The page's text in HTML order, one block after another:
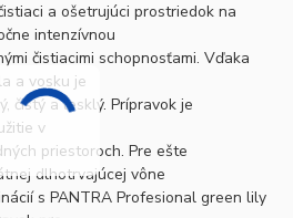
a ošetrujúci prostriedok na
intenzívnou
čistiacimi schopnosťami. Vďaka
a vosku je
čistý a lesklý. Prípravok je
v
priestoroch. Pre ešte
dlhotrvajúcej vône
s PANTRA Profesional green lily